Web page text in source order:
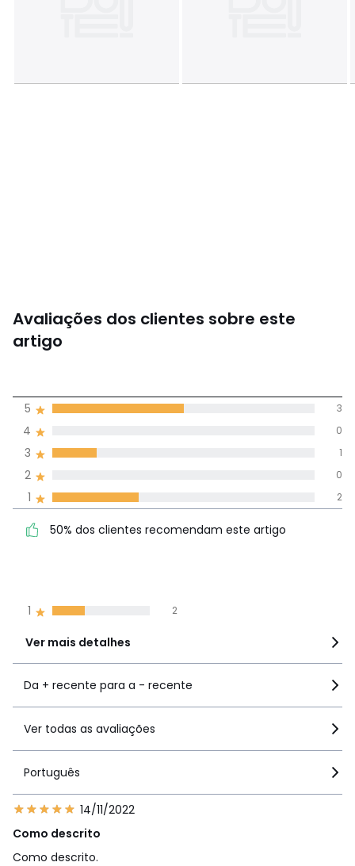
Avaliações dos clientes sobre este
artigo
3,3
1 2
recomendam este artigo
Ver mais detalhes
1 2
2 0
3 1
4 0
5 3
50% dos clientes recomendam este artigo
Da + recente para a - recente
Ver todas as avaliações
Português
14/11/2022
Como descrito
Como descrito.